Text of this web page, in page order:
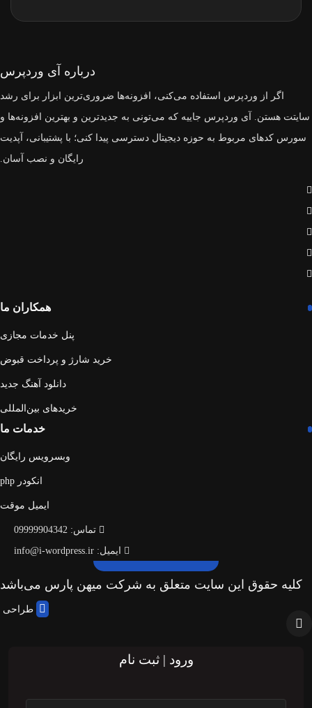
درباره آی وردپرس
اگر از وردپرس استفاده می‌کنی، افزونه‌ها ضروری‌ترین ابزار برای رشد
سایتت هستن. آی وردپرس جاییه که می‌تونی به جدیدترین و بهترین افزونه‌ها و
سورس‌ کدهای مربوط به حوزه دیجیتال دسترسی پیدا کنی؛ با پشتیبانی، آپدیت
رایگان و نصب آسان.
همکاران ما
پنل خدمات مجازی
خرید شارژ و پرداخت قبوض
دانلود آهنگ جدید
خریدهای بین‌المللی
خدمات ما
وبسرویس رایگان
انکودر php
ایمیل موقت
تماس: 09999904342
ایمیل: info@i-wordpress.ir
کلیه حقوق این سایت متعلق به شرکت میهن پارس می‌باشد
طراحی
ورود | ثبت نام